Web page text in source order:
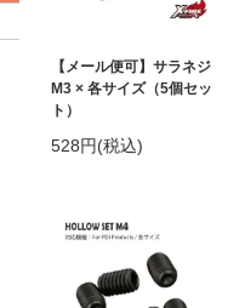
【メール便可】サラネジ
M3 × 各サイズ（5個セッ
ト）
528円(税込)